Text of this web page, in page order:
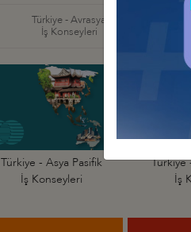
Türkiye - Avrasya
İş Konseyleri
Türkiye - Asya Pasifik
İş Konseyleri
Türkiye
İş